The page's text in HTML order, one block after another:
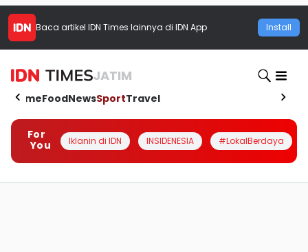
Baca artikel IDN Times lainnya di IDN App Install
JATIM
HomeFoodNewsSportTravel
For
You
Iklanin di IDN INSIDENESIA #LokalBerdaya